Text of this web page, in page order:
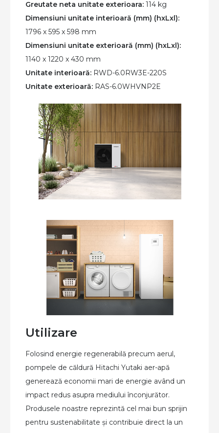
Greutate neta unitate exterioara: 114 kg
Dimensiuni unitate interioară (mm) (hxLxl):
1796 x 595 x 598 mm
Dimensiuni unitate exterioară (mm) (hxLxl):
1140 x 1220 x 430 mm
Unitate interioară: RWD-6.0RW3E-220S
Unitate exterioară: RAS-6.0WHVNP2E
Utilizare
Folosind energie regenerabilă precum aerul,
pompele de căldură Hitachi Yutaki aer-apă
generează economii mari de energie având un
impact redus asupra mediului înconjurător.
Produsele noastre reprezintă cel mai bun sprijin
pentru sustenabilitate și contribuie direct la un